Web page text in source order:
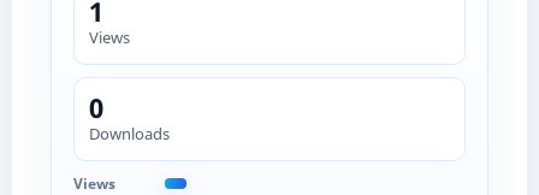
1
Views
0
Downloads
Views